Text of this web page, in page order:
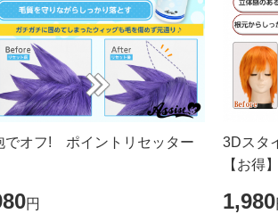
でオフ! ポイントリセッター
円
3Dスタ
【お得
1,980